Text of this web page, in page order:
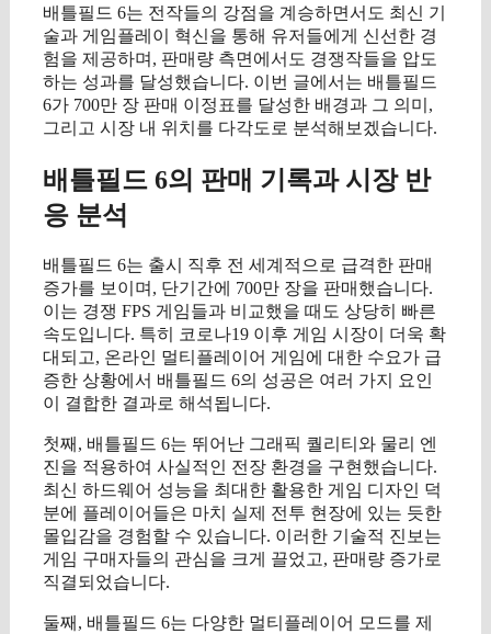
배틀필드 6는 전작들의 강점을 계승하면서도 최신 기
술과 게임플레이 혁신을 통해 유저들에게 신선한 경
험을 제공하며, 판매량 측면에서도 경쟁작들을 압도
하는 성과를 달성했습니다. 이번 글에서는 배틀필드
6가 700만 장 판매 이정표를 달성한 배경과 그 의미,
그리고 시장 내 위치를 다각도로 분석해보겠습니다.
배틀필드 6의 판매 기록과 시장 반
응 분석
배틀필드 6는 출시 직후 전 세계적으로 급격한 판매
증가를 보이며, 단기간에 700만 장을 판매했습니다.
이는 경쟁 FPS 게임들과 비교했을 때도 상당히 빠른
속도입니다. 특히 코로나19 이후 게임 시장이 더욱 확
대되고, 온라인 멀티플레이어 게임에 대한 수요가 급
증한 상황에서 배틀필드 6의 성공은 여러 가지 요인
이 결합한 결과로 해석됩니다.
첫째, 배틀필드 6는 뛰어난 그래픽 퀄리티와 물리 엔
진을 적용하여 사실적인 전장 환경을 구현했습니다.
최신 하드웨어 성능을 최대한 활용한 게임 디자인 덕
분에 플레이어들은 마치 실제 전투 현장에 있는 듯한
몰입감을 경험할 수 있습니다. 이러한 기술적 진보는
게임 구매자들의 관심을 크게 끌었고, 판매량 증가로
직결되었습니다.
둘째, 배틀필드 6는 다양한 멀티플레이어 모드를 제